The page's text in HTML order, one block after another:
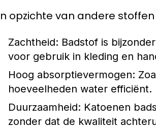
opzichte van andere
Zachtheid: Badstof is
voor gebruik in kleding en
Hoog absorptievermogen:
hoeveelheden water efficiënt.
Duurzaamheid: Katoenen
zonder dat de kwaliteit